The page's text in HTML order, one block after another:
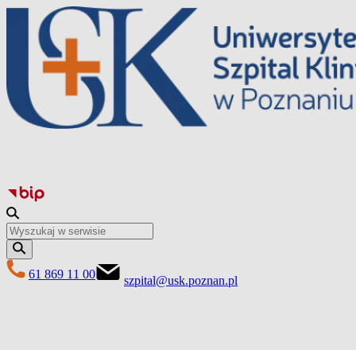
Перейти
вмісту
61 869 11 00 szpital@usk.poznan.pl